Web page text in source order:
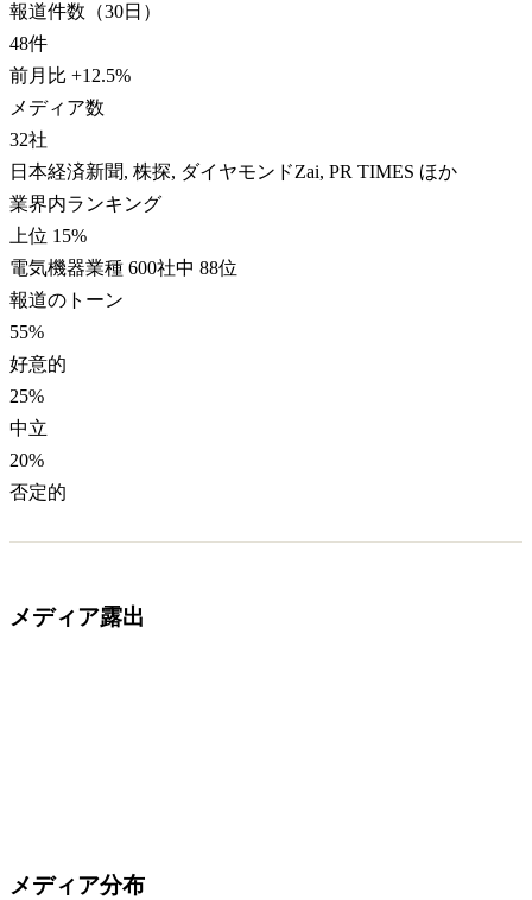
報道件数（30日）
48件
前月比 +12.5%
メディア数
32社
日本経済新聞, 株探, ダイヤモンドZai, PR TIMES ほか
業界内ランキング
上位 15%
電気機器業種 600社中 88位
報道のトーン
55%
好意的
25%
中立
20%
否定的
メディア露出
メディア分布